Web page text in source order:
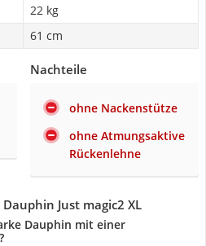
22 kg
61 cm
Nachteile
ohne Nackenstütze
ohne Atmungsaktive
Rückenlehne
Just magic2 XL
Dauphin mit einer